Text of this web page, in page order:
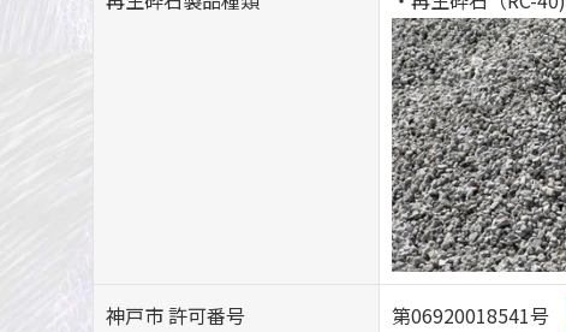
神戸市 許可番号 第06920018541号